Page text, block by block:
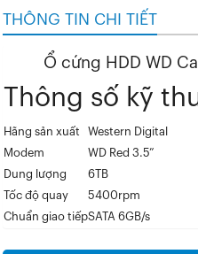
THÔNG TIN CHI TIẾT
Ổ cứng HDD WD
Thông số kỹ
Hãng sản xuất
Western Digital
Modem
WD Red 3.5”
Dung lượng
6TB
Tốc độ quay
5400rpm
Chuẩn giao tiếpSATA 6GB/s